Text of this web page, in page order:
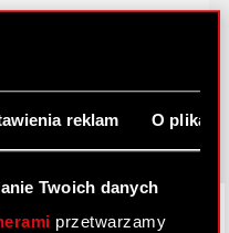
reklam O
Twoich danych
przetwarzamy